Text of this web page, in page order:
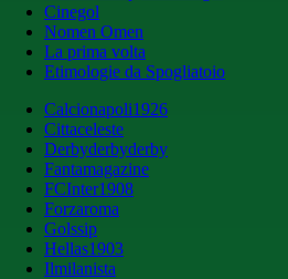
Cinegol
Nomen Omen
La prima volta
Etimologie da Spogliatoio
Calcionapoli1926
Cittaceleste
Derbyderbyderby
Fantamagazine
FCInter1908
Forzaroma
Golssip
Hellas1903
Ilmilanista